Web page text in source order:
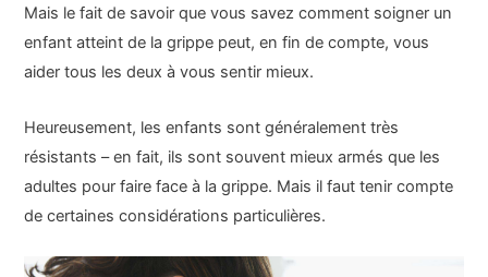
Mais le fait de savoir que vous savez comment soigner un
enfant atteint de la grippe peut, en fin de compte, vous
aider tous les deux à vous sentir mieux.
Heureusement, les enfants sont généralement très
résistants – en fait, ils sont souvent mieux armés que les
adultes pour faire face à la grippe. Mais il faut tenir compte
de certaines considérations particulières.